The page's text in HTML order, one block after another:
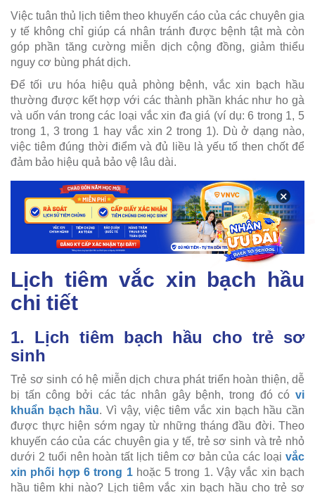
Việc tuân thủ lịch tiêm theo khuyến cáo của các chuyên gia
y tế không chỉ giúp cá nhân tránh được bệnh tật mà còn
góp phần tăng cường miễn dịch cộng đồng, giảm thiểu
nguy cơ bùng phát dịch.
Để tối ưu hóa hiệu quả phòng bệnh, vắc xin bạch hầu
thường được kết hợp với các thành phần khác như ho gà
và uốn ván trong các loại vắc xin đa giá (ví dụ: 6 trong 1, 5
trong 1, 3 trong 1 hay vắc xin 2 trong 1). Dù ở dạng nào,
việc tiêm đúng thời điểm và đủ liều là yếu tố then chốt để
đảm bảo hiệu quả bảo vệ lâu dài.
Lịch tiêm vắc xin bạch hầu
chi tiết
1. Lịch tiêm bạch hầu cho trẻ sơ
sinh
Trẻ sơ sinh có hệ miễn dịch chưa phát triển hoàn thiện, dễ
bị tấn công bởi các tác nhân gây bệnh, trong đó có vi
khuẩn bạch hầu. Vì vậy, việc tiêm vắc xin bạch hầu cần
được thực hiện sớm ngay từ những tháng đầu đời. Theo
khuyến cáo của các chuyên gia y tế, trẻ sơ sinh và trẻ nhỏ
dưới 2 tuổi nên hoàn tất lịch tiêm cơ bản của các loại vắc
xin phối hợp 6 trong 1hoặc 5 trong 1. Vậy vắc xin bạch
hầu tiêm khi nào? Lịch tiêm vắc xin bạch hầu cho trẻ sơ
×